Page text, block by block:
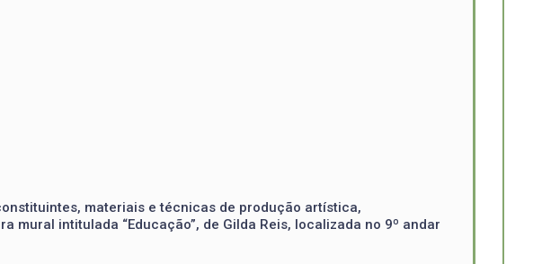
materiais e técnicas de produção artística,
intitulada “Educação”, de Gilda Reis, localizada no 9º andar